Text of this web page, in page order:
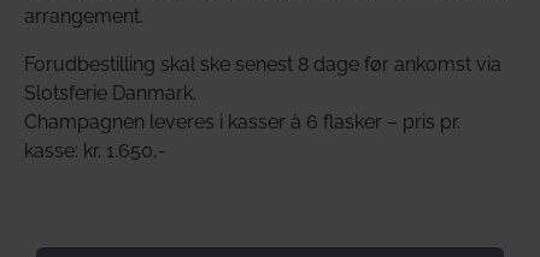
arrangement.
Forudbestilling skal ske senest 8 dage før ankomst via
Slotsferie Danmark.
Champagnen leveres i kasser à 6 flasker – pris pr.
kasse: kr. 1.650,-